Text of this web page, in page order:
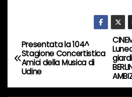
r
s
o
…
N
a
v
Presentata la 104^
Stagione Concertistica
Amici della Musica di
Udine